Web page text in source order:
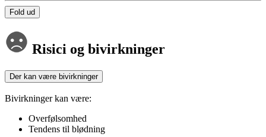
Fold ud
Risici og bivirkninger
Der kan være bivirkninger
Bivirkninger kan være:
Overfølsomhed
Tendens til blødning